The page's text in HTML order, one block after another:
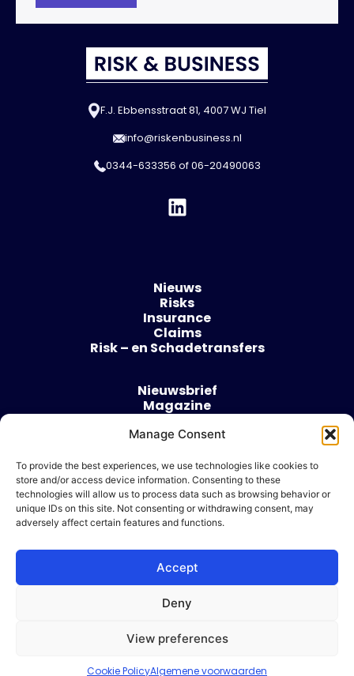
Manage Consent
To provide the best experiences, we use technologies like cookies to
store and/or access device information. Consenting to these
technologies will allow us to process data such as browsing behavior or
unique IDs on this site. Not consenting or withdrawing consent, may
adversely affect certain features and functions.
Accept
Deny
View preferences
Cookie PolicyAlgemene voorwaarden
F.J. Ebbensstraat 81, 4007 WJ Tiel
info@riskenbusiness.nl
0344-633356 of06-20490063
Nieuws
Risks
Insurance
Claims
Risk – en Schadetransfers
Nieuwsbrief
Magazine
Over
Algemene voorwaarden
Cookie beleid
Ik wil adverteren
© 2026 Risk & Business
| Design & Development door